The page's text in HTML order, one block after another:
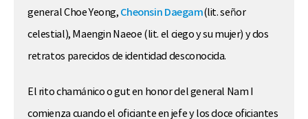
general Choe Yeong, Cheonsin Daegam(lit. señor
celestial), Maengin Naeoe (lit. el ciego y su mujer) y dos
retratos parecidos de identidad desconocida.
El rito chamánico o gut en honor del general Nam I
comienza cuando el oficiante en jefe y los doce oficiantes